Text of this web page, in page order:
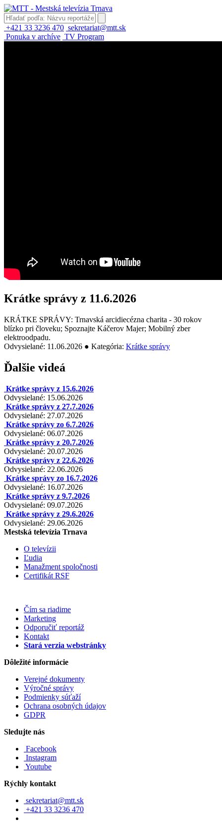
+421 33 3236 470 sekretariat@mtt.sk
Ponuka v archíve TV Program
Krátke správy z 11.6.2026
KRÁTKE SPRÁVY: Trnavská arcidiecézna charita - 30 rokov
blízko pri človeku; Spoznajte Káčerov Majer; Mobilný zber
elektroodpadu.
Odvysielané: 11.06.2026 ● Kategória: Krátke správy
Ďalšie videá
Krátke správy z 15.6.2026
Odvysielané: 15.06.2026
Krátke správy z 27.7.2026
Odvysielané: 27.07.2026
Krátke správy zo 6.7.2026
Odvysielané: 06.07.2026
Krátke správy z 20.7.2026
Odvysielané: 20.07.2026
Krátke správy z 22.6.2026
Odvysielané: 22.06.2026
Krátke správy zo 16.7.2026
Odvysielané: 16.07.2026
Krátke správy z 9.7.2026
Odvysielané: 09.07.2026
Krátke správy z 29.6.2026
Odvysielané: 29.06.2026
Mestská televízia Trnava
O televízii
Ľudia
Manažment spoločnosti
Certifikát RSF
Čím sa riadime
Marketing
Odporučiť reportáž
Kontakt
Stará verzia webstránky
Dôležité informácie
Verejné dokumenty
Výročné správy
Podmienky súťaží
Ochrana osobných údajov
GDPR
Sledujte nás
Facebook
Instagram
Youtube
Rýchly kontakt
sekretariat@mtt.sk
+421 33 3236 470